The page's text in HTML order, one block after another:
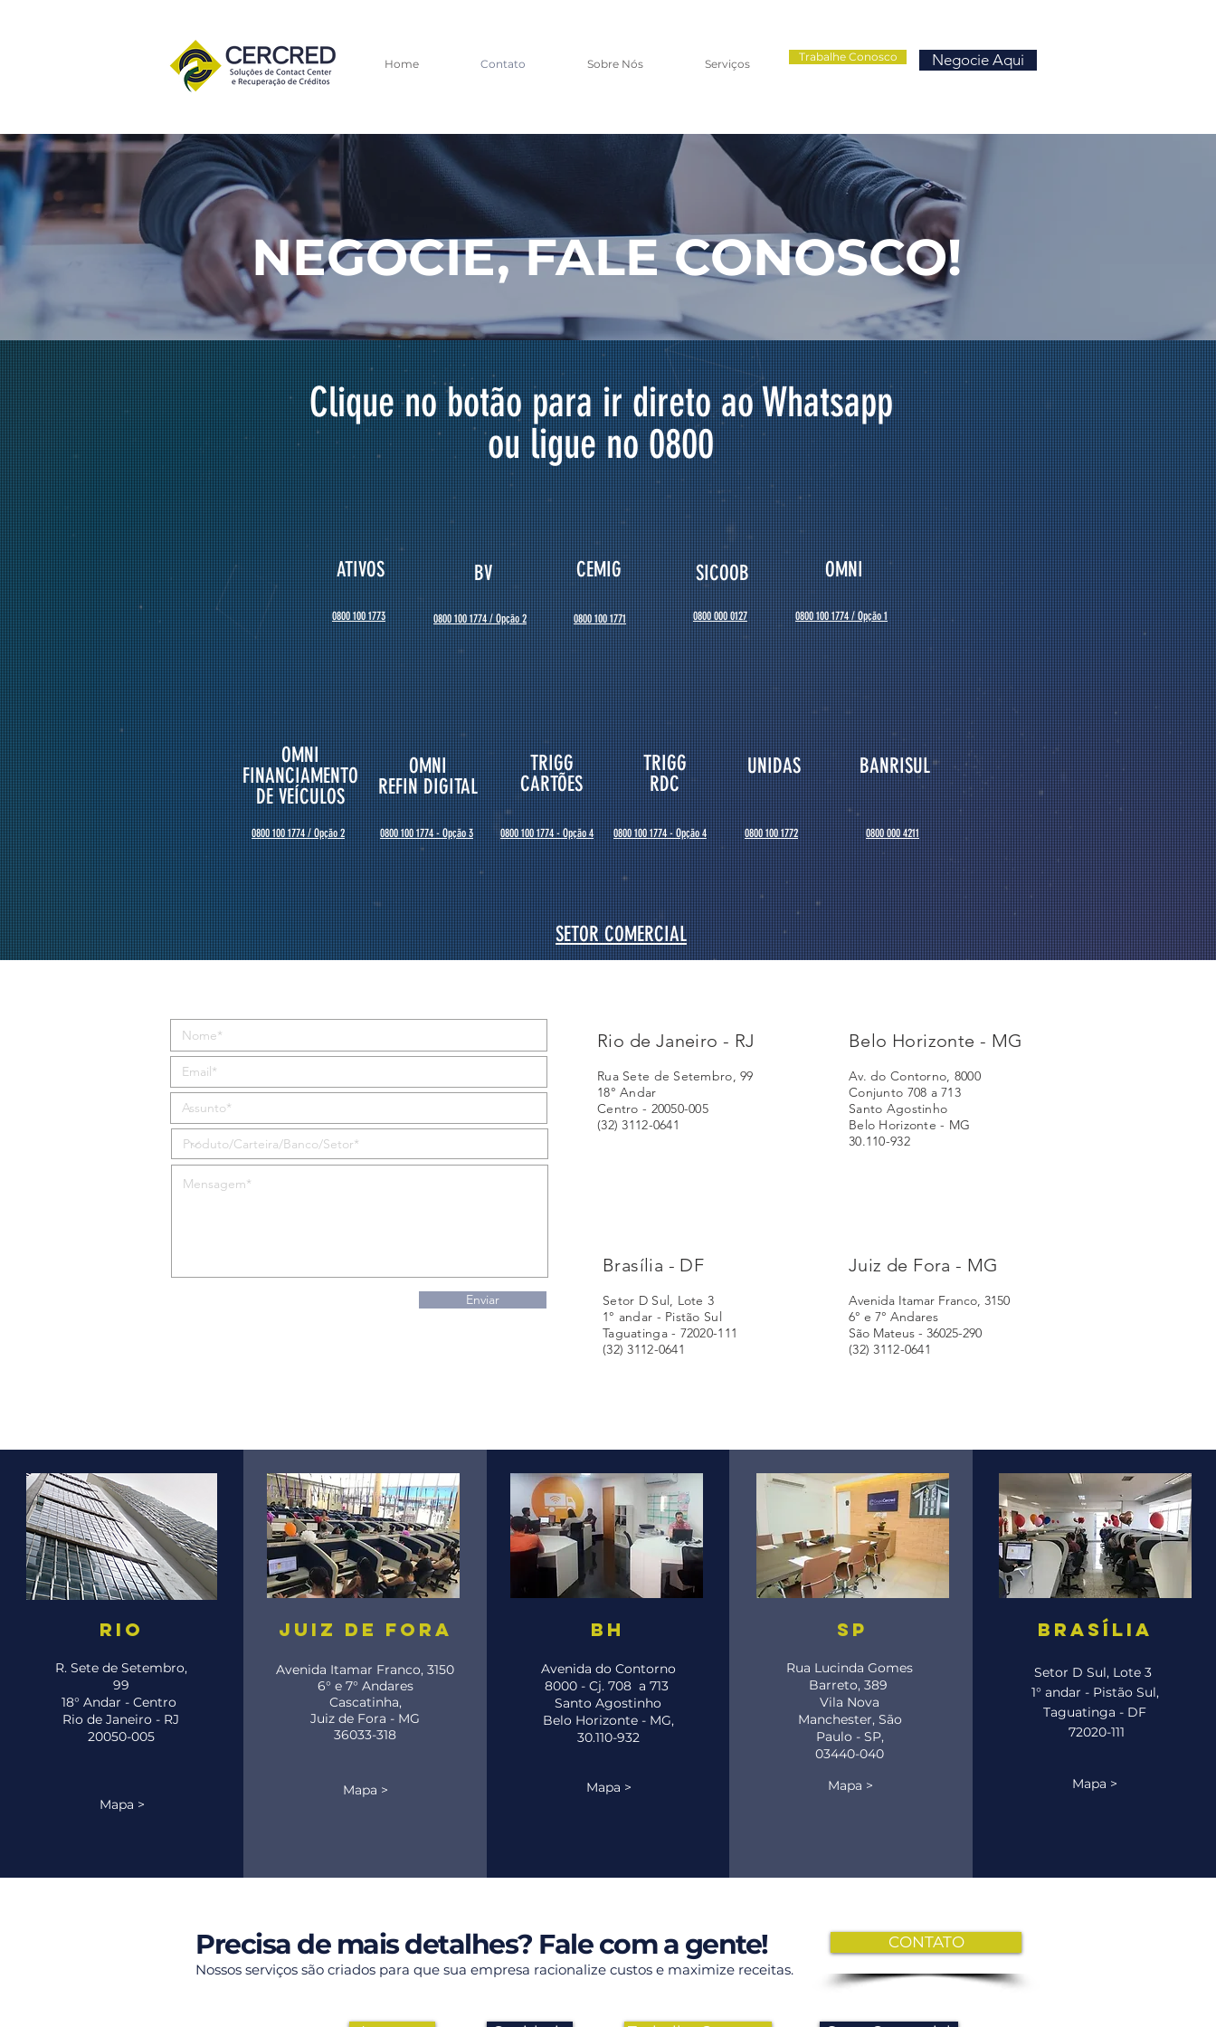
Home Contato Sobre Nós Serviços
Trabalhe Conosco Negocie Aqui
NEGOCIE, FALE CONOSCO!
Clique no botão para ir direto ao Whatsapp
ou ligue no 0800
ATIVOS
0800 100 1773
BV
​0800 100 1774 / Opção 2
CEMIG
0800 100 1771
SICOOB
0800 000 0127
OMNI
0800 100 1774 / Opção 1
OMN
FINANCIAMENTO
DE VEÍCULOS
0800 100 1774 / Opção 2
OMN
REFIN DIGITAL
0800 100 1774 - Opção 3
TRIGG
CARTÕES
0800 100 1774 - Opção 4
TRIGG
RDC
0800 100 1774 - Opção 4
UNIDAS
0800 100 1772
BANRISUL
0800 000 4211
SETOR COMERCIAL
Enviar
Rio de Janeiro - RJ
Rua Sete de Setembro, 99
18° Andar
Centro - 20050-005
(32) 3112-0641
Brasília - DF
Setor D Sul, Lote 3
1° andar - Pistão Sul
Taguatinga - 72020-111
(32) 3112-0641
Belo Horizonte - MG
Av. do Contorno, 8000
Conjunto 708 a 713
Santo Agostinho
Belo Horizonte - MG
30.110-932
Juiz de Fora - MG
Avenida Itamar Franco, 3150
6° e 7° Andares
São Mateus - 36025-290
(32) 3112-0641
rio
R. Sete de Setembro,
99
18° Andar - Centro
Rio de Janeiro - RJ
20050-005
Mapa >
juiz de fora
Avenida Itamar Franco, 3150
6° e 7° Andares
Cascatinha,
Juiz de Fora - MG
36033-318
Mapa >
bh
Avenida do Contorno
8000 - Cj. 708 a 713
Santo Agostinho
Belo Horizonte - MG,
30.110-932
Mapa >
sp
Rua Lucinda Gomes
Barreto, 389
Vila Nova
Manchester, São
Paulo - SP,
03440-040
Mapa >
brasília
Setor D Sul, Lote 3
1° andar - Pistão Sul,
Taguatinga - DF
72020-111
Mapa >
Precisa de mais detalhes? Fale com a gente!
Nossos serviços são criados para que sua empresa racionalize custos e maximize receitas.
CONTATO